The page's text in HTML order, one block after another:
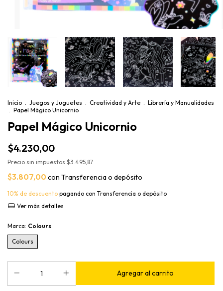
Inicio Juegos y Juguetes Creatividad y Arte
Librería y Manualidades
Papel Mágico Unicornio
Papel Mágico Unicornio
$4.230,00
Precio sin impuestos $3.495,87
$3.807,00 con Transferencia o depósito
10% de descuento pagando con Transferencia o depósito
Ver más detalles
Marca: Colours
Colours